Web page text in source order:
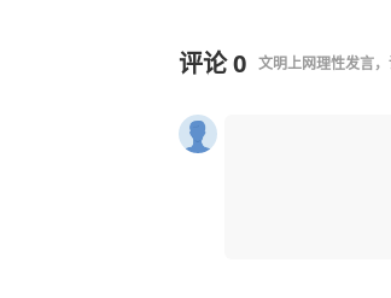
评论0 文明上网理性发言